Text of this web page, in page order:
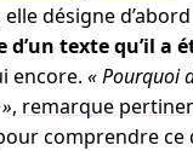
désigne
texte qu’il a
encore. « Pourquoi
, remarque
comprendre